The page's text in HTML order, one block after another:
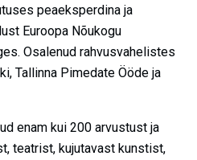
peaeksperdina ja
Euroopa Nõukogu
Osalenud rahvusvahelistes
Tallinna Pimedate Ööde ja
enam kui 200 arvustust ja
teatrist, kujutavast kunstist,